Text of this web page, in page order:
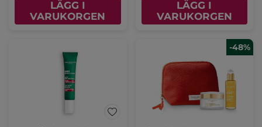
LÄGG I
VARUKORGEN